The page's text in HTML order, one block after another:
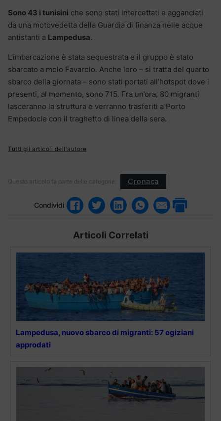
Sono 43 i tunisini che sono stati intercettati e agganciati
da una motovedetta della Guardia di finanza nelle acque
antistanti a Lampedusa.
L’imbarcazione è stata sequestrata e il gruppo è stato
sbarcato a molo Favarolo. Anche loro – si tratta del quarto
sbarco della giornata – sono stati portati all’hotspot dove i
presenti, al momento, sono 715. Fra un’ora, 80 migranti
lasceranno la struttura e verranno trasferiti a Porto
Empedocle con il traghetto di linea della sera.
Tutti gli articoli dell'autore
Questo articolo fa parte delle categorie: Cronaca
Condividi
Articoli Correlati
Lampedusa, nuovo sbarco di migranti: 57 egiziani
approdati